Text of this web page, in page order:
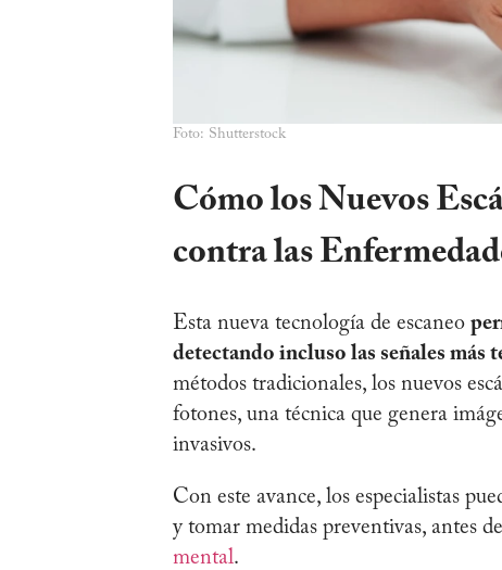
Foto: Shutterstock
Cómo los Nuevos
contra las
Esta nueva tecnología de escaneo
detectando incluso las señales más
métodos tradicionales, los nuevos
fotones, una técnica que genera
invasivos.
Con este avance, los especialistas
y tomar medidas preventivas, antes
mental.